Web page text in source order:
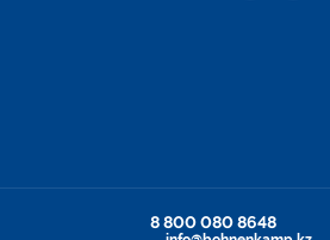
8 800 080 8648